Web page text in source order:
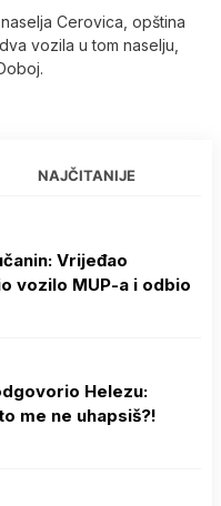
Cerovica, opština
vozila u tom naselju,
NAJČITANIJE
Vrijeđao
vozilo MUP-a i odbio
Helezu:
me ne uhapsiš?!